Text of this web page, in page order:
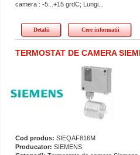
camera : -5...+15 grdC; Lungi...
Detalii Cere informatii
TERMOSTAT DE CAMERA
Cod produs: SIEQAF816M
Producator: SIEMENS